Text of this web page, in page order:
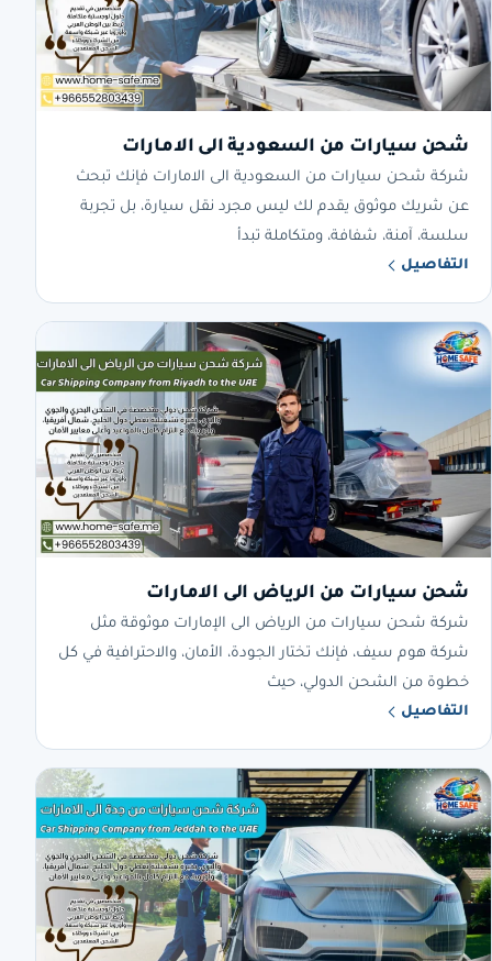
شحن سيارات من السعودية الى الامارات
شركة شحن سيارات من السعودية الى الامارات فإنك تبحث
عن شريك موثوق يقدم لك ليس مجرد نقل سيارة، بل تجربة
سلسة، آمنة، شفافة، ومتكاملة تبدأ
التفاصيل
شحن سيارات من الرياض الى الامارات
شركة شحن سيارات من الرياض الى الإمارات موثوقة مثل
شركة هوم سيف، فإنك تختار الجودة، الأمان، والاحترافية في كل
خطوة من الشحن الدولي، حيث
التفاصيل